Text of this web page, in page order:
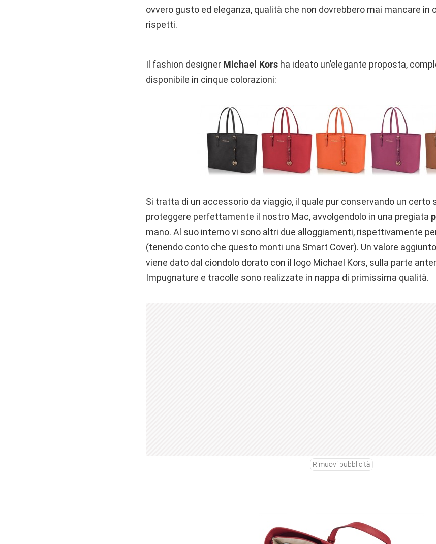
ovvero gusto ed eleganza, qualità che non dovrebbero mai mancare in
rispetti.
Il fashion designer Michael Kors ha ideato un’elegante proposta,
disponibile in cinque colorazioni:
Si tratta di un accessorio da viaggio, il quale pur conservando un certo
proteggere perfettamente il nostro Mac, avvolgendolo in una pregiata
mano. Al suo interno vi sono altri due alloggiamenti, rispettivamente
(tenendo conto che questo monti una Smart Cover). Un valore
viene dato dal ciondolo dorato con il logo Michael Kors, sulla parte
Impugnature e tracolle sono realizzate in nappa di primissima qualità.
Rimuovi pubblicità